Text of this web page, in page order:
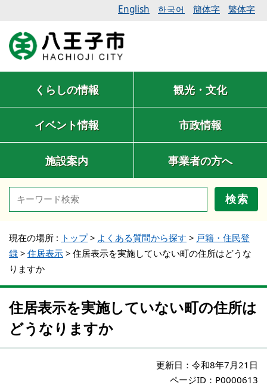
English 한국어 簡体字 繁体字
くらしの情報 観光・文化
イベント情報 市政情報
施設案内 事業者の方へ
検索
現在の場所 : トップ> よくある質問から探す > 戸籍・住民登
録 > 住居表示 > 住居表示を実施していない町の住所はどうな
りますか
住居表示を実施していない町の住所は
どうなりますか
更新日： 令和8年7月21日
ページID：P0000613